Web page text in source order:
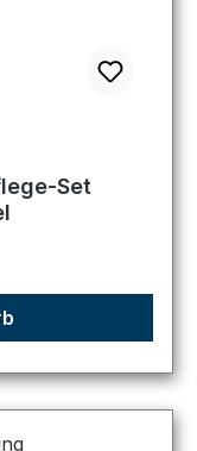
5 von 5 Sternen
Set